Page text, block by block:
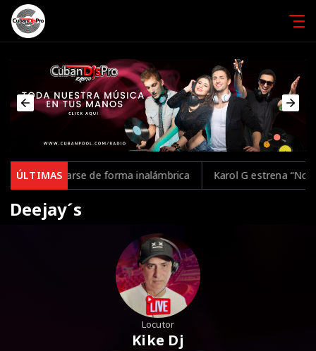
ÚLTIMAS
controlarse de forma inalámbrica Karol G estrena “No
Deejay´s
Locutor
Kike Dj